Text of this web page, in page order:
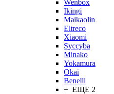
Wenbox
Ikingi
Maikaolin
Eltreco
Xiaomi
Syccyba
Minako
Yokamura
Okai
Benelli
+ ЕЩЕ 2